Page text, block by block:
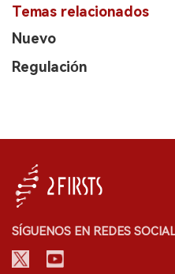
Temas relacionados
Nuevo
Regulación
SÍGUENOS EN REDES